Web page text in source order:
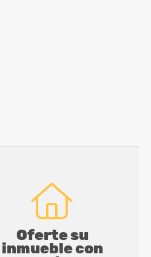
Oferte su
inmueble con